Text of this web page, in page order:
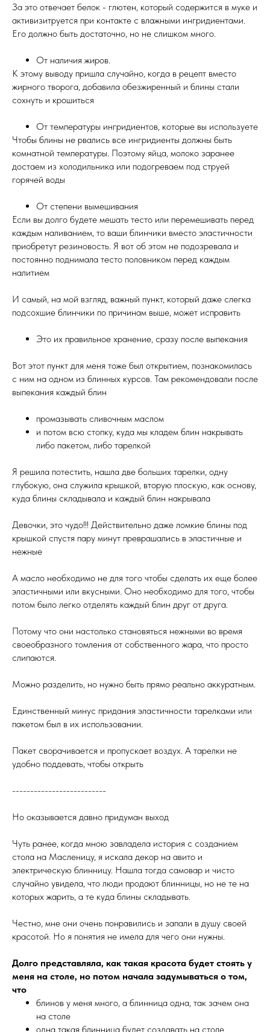
За это отвечает белок - глютен, который содержится в муке и
активизитруется при контакте с влажными ингридиентами.
Его должно быть достаточно, но не слишком много.
От наличия жиров.
К этому выводу пришла случайно, когда в рецепт вместо
жирного творога, добавила обезжиренный и блины стали
сохнуть и крошиться
От температуры ингридиентов, которые вы используете
Чтобы блины не рвались все ингридиенты должны быть
комнатной температуры. Поэтому яйца, молоко заранее
достаем из холодильника или подогреваем под струей
горячей воды
От степени вымешивания
Если вы долго будете мешать тесто или перемешивать перед
каждым наливанием, то ваши блинчики вместо эластичности
приобретут резиновость. Я вот об этом не подозревала и
постоянно поднимала тесто половником перед каждым
налитием
И самый, на мой взгляд, важный пункт, который даже слегка
подсохшие блинчики по причинам выше, может исправить
Это их правильное хранение, сразу после выпекания
Вот этот пункт для меня тоже был открытием, познакомилась
с ним на одном из блинных курсов. Там рекомендовали после
выпекания каждый блин
промазывать сливочным маслом
и потом всю стопку, куда мы кладем блин накрывать
либо пакетом, либо тарелкой
Я решила потестить, нашла две больших тарелки, одну
глубокую, она служила крышкой, вторую плоскую, как основу,
куда блины складывала и каждый блин накрывала
Девочки, это чудо!!! Действительно даже ломкие блины под
крышкой спустя пару минут преврашались в эластичные и
нежные
А масло необходимо не для того чтобы сделать их еще более
эластичными или вкусными. Оно необходимо для того, чтобы
потом было легко отделять каждый блин друг от друга.
Потому что они настолько становяться нежными во время
своеобразного томления от собственного жара, что просто
слипаются.
Можно разделить, но нужно быть прямо реально аккуратным.
Единственный минус придания эластичности тарелками или
пакетом был в их использовании.
Пакет сворачивается и пропускает воздух. А тарелки не
удобно поддевать, чтобы открыть
--------------------------
Но оказывается давно придуман выход
Чуть ранее, когда мною завладела история с созданием
стола на Масленицу, я искала декор на авито и
электрическую блинницу. Нашла тогда самовар и чисто
случайно увидела, что люди продают блинницы, но не те на
которых жарить, а те куда блины складывать.
Честно, мне они очень понравились и запали в душу своей
красотой. Но я понятия не имела для чего они нужны.
Долго представляла, как такая красота будет стоять у
меня на столе, но потом начала задумываться о том,
что
блинов у меня много, а блинница одна, так зачем она
на столе
одна такая блинница будет создавать на столе